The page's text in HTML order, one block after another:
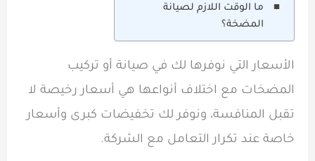
ما الوقت اللازم لصيانة
المضخة؟
الأسعار التي نوفرها لك في صيانة أو تركيب
المضخات مع اختلاف أنواعها هي أسعار رخيصة لا
تقبل المنافسة، ونوفر لك تخفيضات كبرى وأسعار
خاصة عند تكرار التعامل مع الشركة.